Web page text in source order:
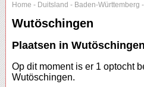
Home - Duitsland - Baden-Württemberg -
Wutöschingen
Plaatsen in Wutöschingen
Op dit moment is er 1 optocht
Wutöschingen.